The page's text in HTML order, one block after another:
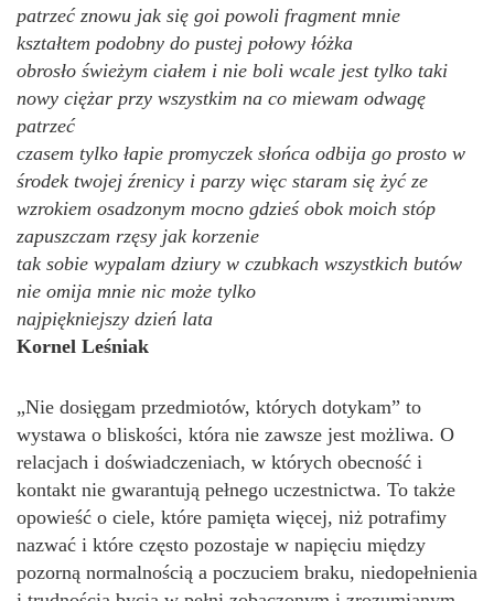
patrzeć znowu jak się goi powoli fragment mnie
kształtem podobny do pustej połowy łóżka
obrosło świeżym ciałem i nie boli wcale jest tylko taki
nowy ciężar przy wszystkim na co miewam odwagę
patrzeć
czasem tylko łapie promyczek słońca odbija go prosto w
środek twojej źrenicy i parzy więc staram się żyć ze
wzrokiem osadzonym mocno gdzieś obok moich stóp
zapuszczam rzęsy jak korzenie
tak sobie wypalam dziury w czubkach wszystkich butów
nie omija mnie nic może tylko
najpiękniejszy dzień lata
Kornel Leśniak
„Nie dosięgam przedmiotów, których dotykam” to
wystawa o bliskości, która nie zawsze jest możliwa. O
relacjach i doświadczeniach, w których obecność i
kontakt nie gwarantują pełnego uczestnictwa. To także
opowieść o ciele, które pamięta więcej, niż potrafimy
nazwać i które często pozostaje w napięciu między
pozorną normalnością a poczuciem braku, niedopełnienia